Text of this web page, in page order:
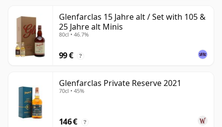
Glenfarclas 15 Jahre alt / Set with 105 &
25 Jahre alt Minis
80cl • 46.7%
99 € ?
Glenfarclas Private Reserve 2021
70cl • 45%
146 € ?